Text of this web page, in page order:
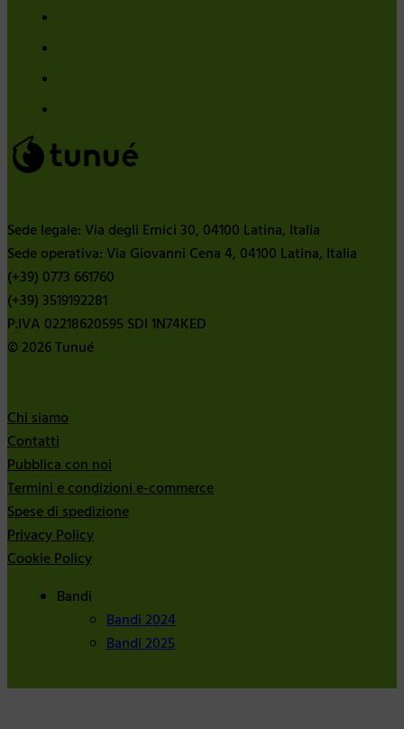
Sede legale: Via degli Ernici 30, 04100 Latina, Italia
Sede operativa: Via Giovanni Cena 4, 04100 Latina, Italia
(+39) 0773 661760
(+39) 3519192281
P.IVA 02218620595 SDI 1N74KED
© 2026 Tunué
Chi siamo
Contatti
Pubblica con noi
Termini e condizioni e-commerce
Spese di spedizione
Privacy Policy
Cookie Policy
Bandi
Bandi 2024
Bandi 2025